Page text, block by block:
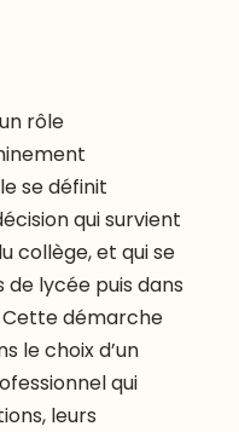
rôle
se définit
qui survient
collège, et qui se
lycée puis dans
Cette démarche
le choix d’un
qui
leurs